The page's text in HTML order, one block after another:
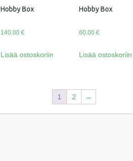
Hobby Box
140.00€
Lisää ostoskoriin
Hobby Box
60.00 €
Lisää ostoskoriin
1 2 →